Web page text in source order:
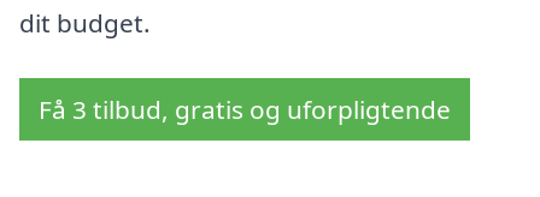
dit budget.
Få 3 tilbud, gratis og uforpligtende